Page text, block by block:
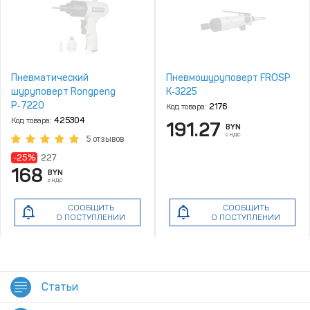
Пневматический
шуруповерт Rongpeng
P‑7220
Код товара: 425304
5 отзывов
-25% 227
168 BYN
с НДС
СООБЩИТЬ
О ПОСТУПЛЕНИИ
Пневмошуруповерт FROSP
К‑3225
Код товара: 2176
191.27 BYN
с НДС
СООБЩИТЬ
О ПОСТУПЛЕНИИ
Статьи